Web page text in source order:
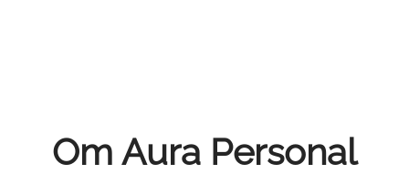
Om Aura Personal